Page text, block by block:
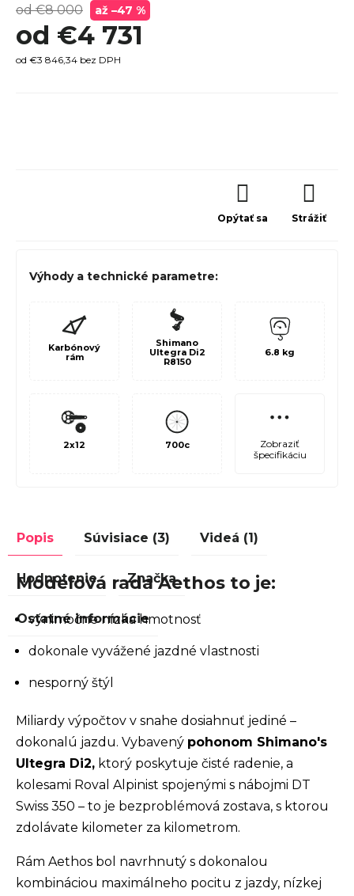
od €8 000 až –47 %
od €4 731
od €3 846,34 bez DPH
Opýtať sa Strážiť
Výhody a technické parametre:
Karbónový
rám
Shimano
Ultegra Di2
R8150
6.8 kg
2x12 700c
Zobraziť
špecifikáciu
Popis Súvisiace (3) Videá (1)
Hodnotenie Značka
Ostatné informácie
Modelová rada Aethos to je:
výnimočne nízka hmotnosť
dokonale vyvážené jazdné vlastnosti
nesporný štýl
Miliardy výpočtov v snahe dosiahnuť jediné –
dokonalú jazdu. Vybavený pohonom Shimano's
Ultegra Di2, ktorý poskytuje čisté radenie, a
kolesami Roval Alpinist spojenými s nábojmi DT
Swiss 350 – to je bezproblémová zostava, s ktorou
zdolávate kilometer za kilometrom.
Rám Aethos bol navrhnutý s dokonalou
kombináciou maximálneho pocitu z jazdy, nízkej